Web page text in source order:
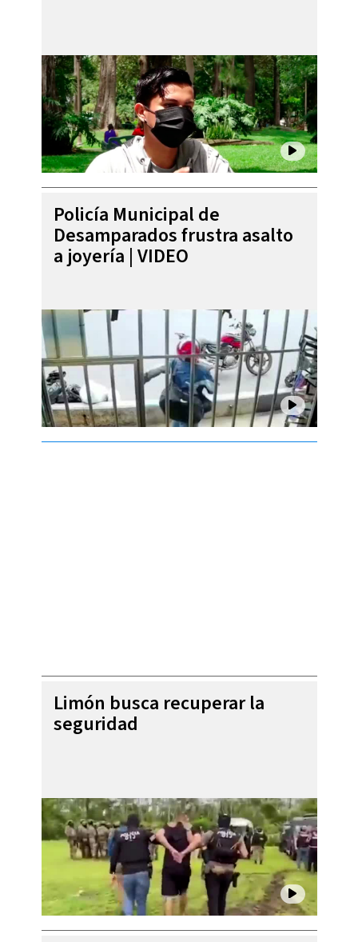
Policía Municipal de
Desamparados frustra asalto
a joyería | VIDEO
Limón busca recuperar la
seguridad